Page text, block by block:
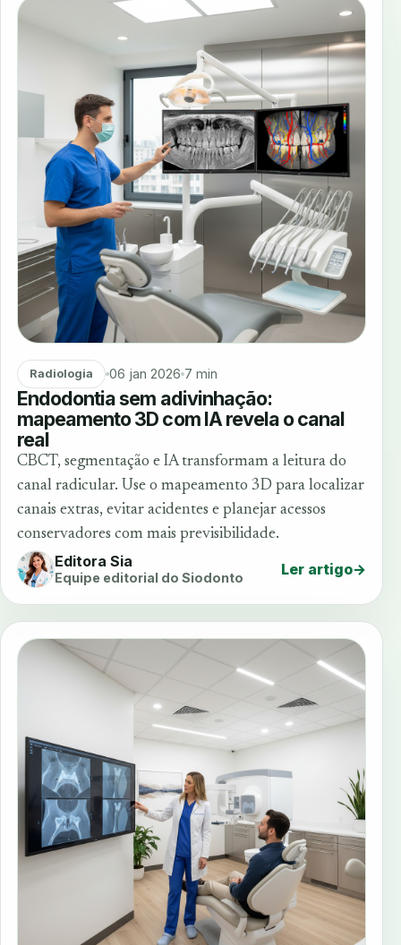
Radiologia 06 jan 2026 7 min
Endodontia sem adivinhação:
mapeamento 3D com IA revela o canal
real
CBCT, segmentação e IA transformam a leitura do
canal radicular. Use o mapeamento 3D para localizar
canais extras, evitar acidentes e planejar acessos
conservadores com mais previsibilidade.
Editora Sia
Equipe editorial do Siodonto Ler artigo→